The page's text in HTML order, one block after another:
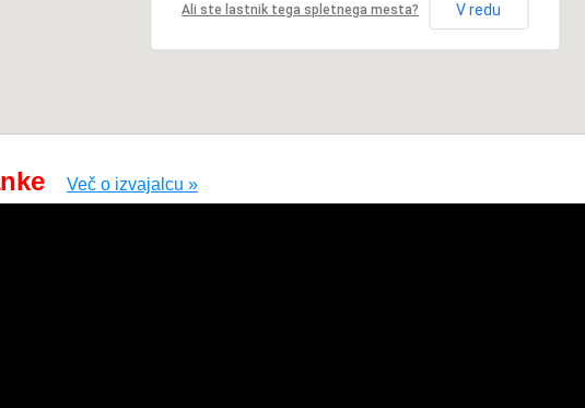
Ali ste lastnik tega spletnega mesta? V redu
Več o izvajalcu »